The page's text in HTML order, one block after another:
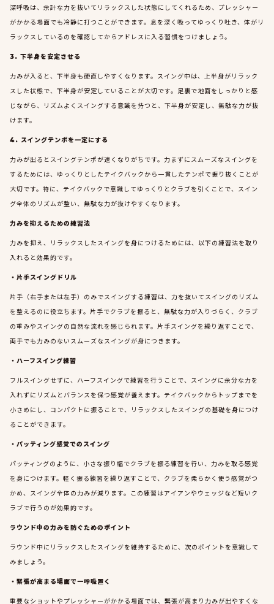
深呼吸は、余計な力を抜いてリラックスした状態にしてくれるため、プレッシャー
がかかる場面でも冷静に打つことができます。息を深く吸ってゆっくり吐き、体がリ
ラックスしているのを確認してからアドレスに入る習慣をつけましょう。
3. 下半身を安定させる
力みが入ると、下半身も硬直しやすくなります。スイング中は、上半身がリラック
スした状態で、下半身が安定していることが大切です。足裏で地面をしっかりと感
じながら、リズムよくスイングする意識を持つと、下半身が安定し、無駄な力が抜
けます。
4. スイングテンポを一定にする
力みが出るとスイングテンポが速くなりがちです。力まずにスムーズなスイングを
するためには、ゆっくりとしたテイクバックから一貫したテンポで振り抜くことが
大切です。特に、テイクバックで意識してゆっくりとクラブを引くことで、スイン
グ全体のリズムが整い、無駄な力が抜けやすくなります。
力みを抑えるための練習法
力みを抑え、リラックスしたスイングを身につけるためには、以下の練習法を取り
入れると効果的です。
・片手スイングドリル
片手（右手または左手）のみでスイングする練習は、力を抜いてスイングのリズム
を整えるのに役立ちます。片手でクラブを振ると、無駄な力が入りづらく、クラブ
の重みやスイングの自然な流れを感じられます。片手スイングを繰り返すことで、
両手でも力みのないスムーズなスイングが身につきます。
・ハーフスイング練習
フルスイングせずに、ハーフスイングで練習を行うことで、スイングに余分な力を
入れずにリズムとバランスを保つ感覚が養えます。テイクバックからトップまでを
小さめにし、コンパクトに振ることで、リラックスしたスイングの基礎を身につけ
ることができます。
・パッティング感覚でのスイング
パッティングのように、小さな振り幅でクラブを振る練習を行い、力みを取る感覚
を身につけます。軽く振る練習を繰り返すことで、クラブを柔らかく使う感覚がつ
かめ、スイング全体の力みが減ります。この練習はアイアンやウェッジなど短いク
ラブで行うのが効果的です。
ラウンド中の力みを防ぐためのポイント
ラウンド中にリラックスしたスイングを維持するために、次のポイントを意識して
みましょう。
・緊張が高まる場面で一呼吸置く
重要なショットやプレッシャーがかかる場面では、緊張が高まり力みが出やすくな